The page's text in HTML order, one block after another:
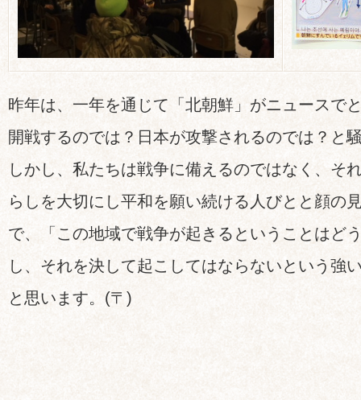
昨年は、一年を通じて「北朝鮮」がニュースで
開戦するのでは？日本が攻撃されるのでは？と
しかし、私たちは戦争に備えるのではなく、そ
らしを大切にし平和を願い続ける人びとと顔の
で、「この地域で戦争が起きるということはど
し、それを決して起こしてはならないという強
と思います。(〒)